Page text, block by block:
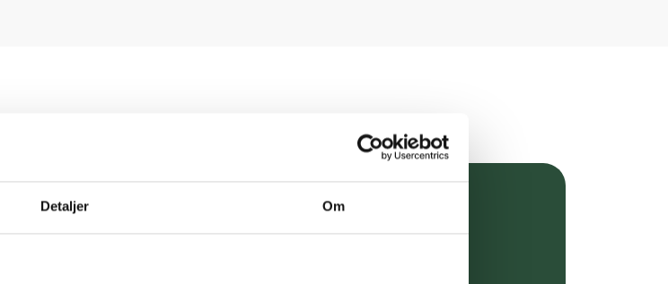
Detaljer Om
Gratis fragt over 349 kr.